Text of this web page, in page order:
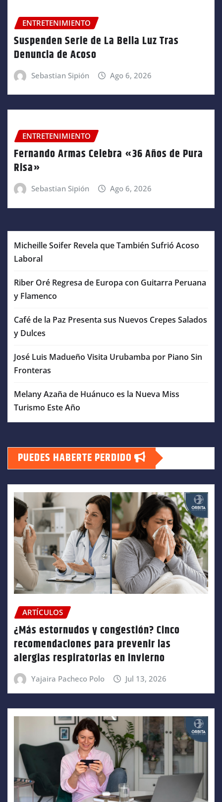
ENTRETENIMIENTO
Suspenden Serie de La Bella Luz Tras
Denuncia de Acoso
Sebastian Sipión Ago 6, 2026
ENTRETENIMIENTO
Fernando Armas Celebra «36 Años de Pura
Risa»
Sebastian Sipión Ago 6, 2026
Micheille Soifer Revela que También Sufrió Acoso
Laboral
Riber Oré Regresa de Europa con Guitarra Peruana
y Flamenco
Café de la Paz Presenta sus Nuevos Crepes Salados
y Dulces
José Luis Madueño Visita Urubamba por Piano Sin
Fronteras
Melany Azaña de Huánuco es la Nueva Miss
Turismo Este Año
PUEDES HABERTE PERDIDO
ARTÍCULOS
¿Más estornudos y congestión? Cinco
recomendaciones para prevenir las
alergias respiratorias en invierno
Yajaira Pacheco Polo Jul 13, 2026